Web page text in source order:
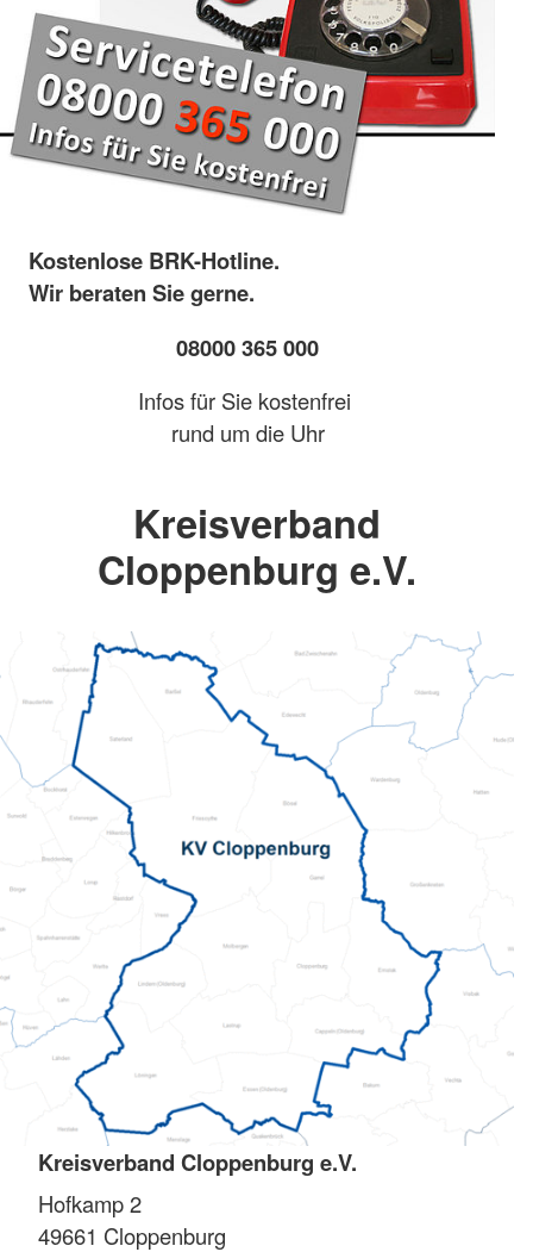
Kostenlose BRK-Hotline.
Wir beraten Sie gerne.
08000 365 000
Infos für Sie kostenfrei
rund um die Uhr
Kreisverband
Cloppenburg e.V.
Kreisverband Cloppenburg e.V.
Hofkamp 2
49661 Cloppenburg